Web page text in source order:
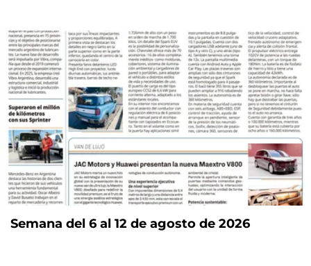
Semana del 6 al 12 de agosto de 2026